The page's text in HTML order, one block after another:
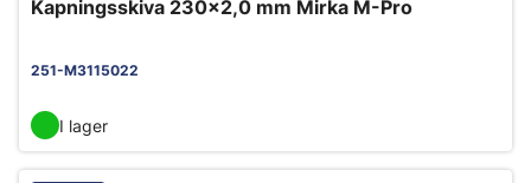
Kapningsskiva 230x2,0 mm Mirka M-Pro
251-M3115022
I lager